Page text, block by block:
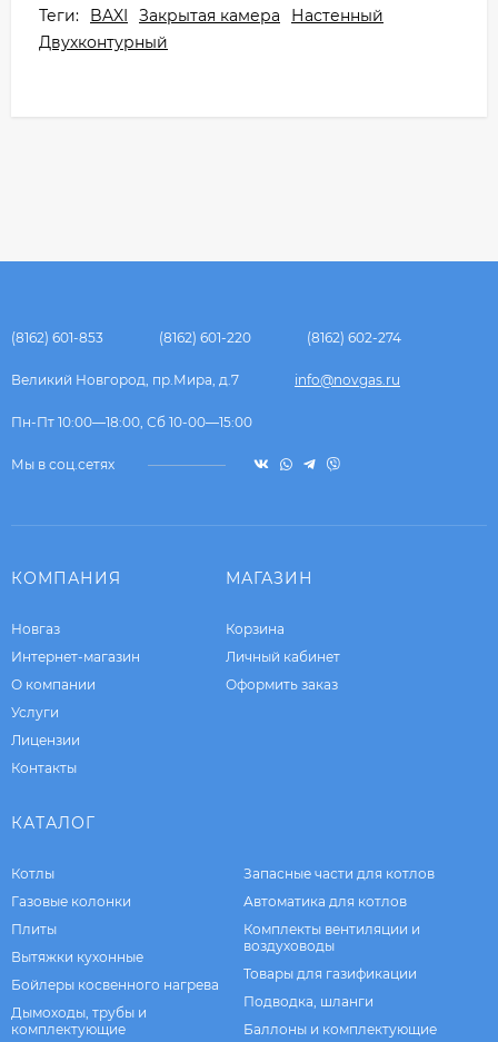
Теги: BAXI Закрытая камера
Настенный
Двухконтурный
(8162) 601-853 (8162) 601-220 (8162) 602-274
Великий Новгород, пр.Мира, д.7 info@novgas.ru
Пн-Пт 10:00—18:00, Сб 10-00—15:00
Мы в соц.сетях
КОМПАНИЯ
Новгаз
Интернет-магазин
О компании
Услуги
Лицензии
Контакты
МАГАЗИН
Корзина
Личный кабинет
Оформить заказ
КАТАЛОГ
Котлы
Газовые колонки
Плиты
Вытяжки кухонные
Бойлеры косвенного нагрева
Дымоходы, трубы и
комплектующие
Запасные части для котлов
Автоматика для котлов
Комплекты вентиляции и
воздуховоды
Товары для газификации
Подводка, шланги
Баллоны и комплектующие